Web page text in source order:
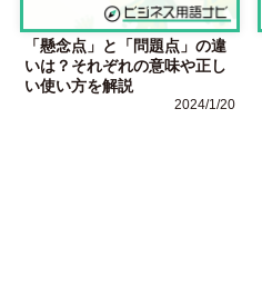
「懸念点」と「問題点」の違
いは？それぞれの意味や正し
い使い方を解説
2024/1/20